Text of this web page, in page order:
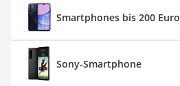
Smartphones bis 200 Euro
Sony-Smartphone